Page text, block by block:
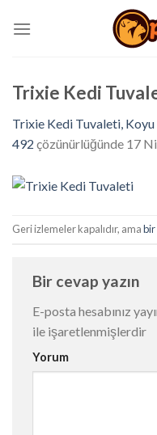
Trixie Kedi
Trixie Kedi Tuvaleti,
492 çözünürlüğünde 17
Geri izlemeler kapalıdır, amabir
Bir cevap yazın
E-posta hesabınız
ile işaretlenmişlerdir
Yorum